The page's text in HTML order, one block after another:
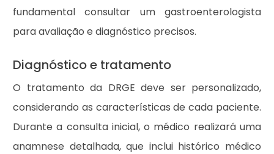
fundamental consultar um gastroenterologista
para avaliação e diagnóstico precisos.
Diagnóstico e tratamento
O tratamento da DRGE deve ser personalizado,
considerando as características de cada paciente.
Durante a consulta inicial, o médico realizará uma
anamnese detalhada, que inclui histórico médico